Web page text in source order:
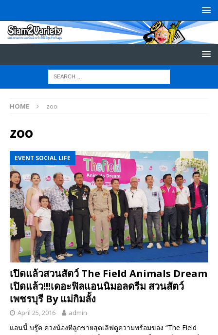
HOME zoo
zoo
EVENT SOCIAL LIFE
เปิดแล้วสวนสัตว์ The Field Animals Dream
เปิดแล้ว!!!เดอะฟิลแอนนิมอลดรีม สวนสัตว์
เพชรบุรี By แม่กิมลั้ง
April 25, 2016 admin
แอนนี้ บรู๊ค ควงน้องทีลูกชายสุดเลิฟดูความพร้อมของ “The Field